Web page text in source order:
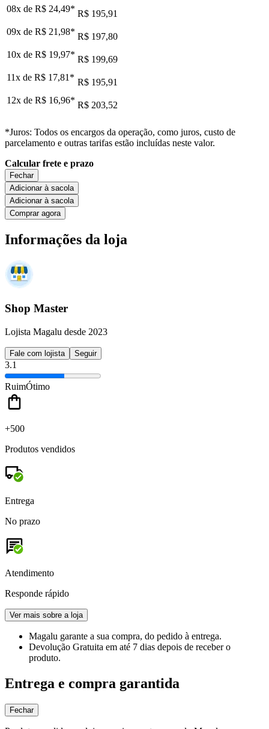
08x de R$ 24,49* R$ 195,91
09x de R$ 21,98* R$ 197,80
10x de R$ 19,97* R$ 199,69
11x de R$ 17,81 * R$ 195,91
12x de R$ 16,96* R$ 203,52
*Juros: Todos os encargos da operação, como juros, custo de
parcelamento e outras tarifas estão incluídas neste valor.
Calcular frete e prazo
Fechar
Adicionar à sacola
Adicionar à sacola
Comprar agora
Informações da loja
Shop Master
Lojista Magalu desde 2023
Fale com lojista Seguir
3.1
RuimÓtimo
+500
Produtos vendidos
Entrega
No prazo
Atendimento
Responde rápido
Ver mais sobre a loja
Magalu garante a sua compra, do pedido à entrega.
Devolução Gratuita em até 7 dias depois de receber o
produto.
Entrega e compra garantida
Fechar